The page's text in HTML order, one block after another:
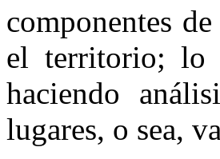
componentes
el territorio; lo
haciendo
lugares, o sea,